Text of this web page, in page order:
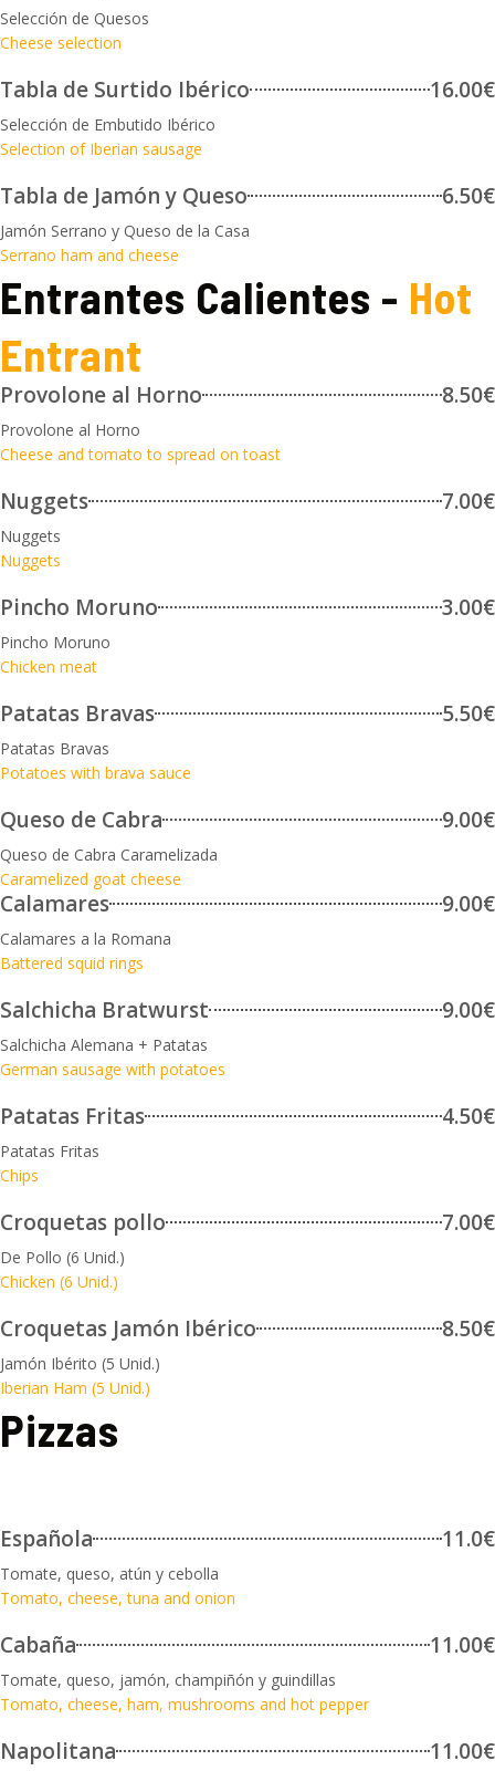
Selección de Quesos
Cheese selection
Tabla de Surtido Ibérico 16.00€
Selección de Embutido Ibérico
Selection of Iberian sausage
Tabla de Jamón y Queso 6.50€
Jamón Serrano y Queso de la Casa
Serrano ham and cheese
Entrantes Calientes - Hot
Entrant
Provolone al Horno 8.50€
Provolone al Horno
Cheese and tomato to spread on toast
Nuggets 7.00€
Nuggets
Nuggets
Pincho Moruno 3.00€
Pincho Moruno
Chicken meat
Patatas Bravas 5.50€
Patatas Bravas
Potatoes with brava sauce
Queso de Cabra 9.00€
Queso de Cabra Caramelizada
Caramelized goat cheese
Calamares 9.00€
Calamares a la Romana
Battered squid rings
Salchicha Bratwurst 9.00€
Salchicha Alemana + Patatas
German sausage with potatoes
Patatas Fritas 4.50€
Patatas Fritas
Chips
Croquetas pollo 7.00€
De Pollo (6 Unid.)
Chicken (6 Unid.)
Croquetas Jamón Ibérico 8.50€
Jamón Ibérito (5 Unid.)
Iberian Ham (5 Unid.)
Pizzas
Española 11.0€
Tomate, queso, atún y cebolla
Tomato, cheese, tuna and onion
Cabaña 11.00€
Tomate, queso, jamón, champiñón y guindillas
Tomato, cheese, ham, mushrooms and hot pepper
Napolitana 11.00€